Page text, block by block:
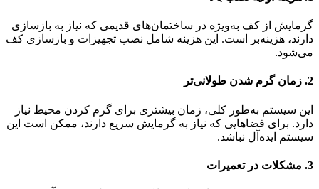
گرمایش از کف به‌ویژه در ساختمان‌های قدیمی که نیاز به بازسازی
دارند، هزینه‌بر است. این هزینه شامل نصب تجهیزات و بازسازی کف
می‌شود.
2. زمان گرم شدن طولانی‌تر
این سیستم به‌طور کلی، زمان بیشتری برای گرم کردن محیط نیاز
دارد. برای فضاهایی که نیاز به گرمایش سریع دارند، ممکن است این
سیستم ایده‌آل نباشد.
3. مشکلات در تعمیرات